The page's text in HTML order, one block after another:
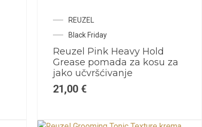
REUZEL
Black Friday
Reuzel Pink Heavy Hold
Grease pomada za kosu za
jako učvršćivanje
21,00 €